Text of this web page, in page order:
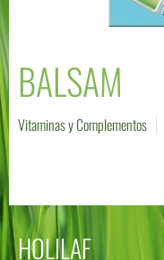
BALSAM
Vitaminas y Complementos
HOLILAF